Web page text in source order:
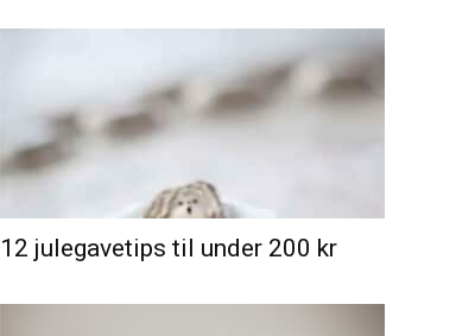
12 julegavetips til under 200 kr